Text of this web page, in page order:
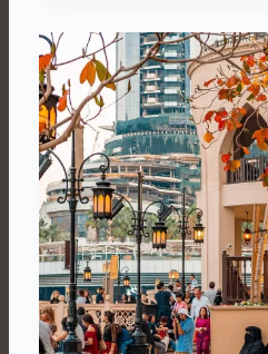
de
l’islam
aux
Emirats